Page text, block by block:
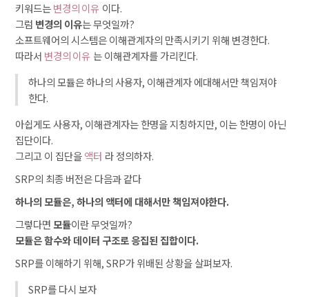
키워드는변경의 이유 이다.
그럼 변경의 이유는 무엇일까?
소프트웨어의 시스템은 이해관계자의 만족시키기 위해 변경한다.
따라서 변경의 이유 는 이해관계자를 가리킨다.
하나의 모듈은 하나의 사용자, 이해관계자 에대해서만 책임져야
한다.
아쉽게도 사용자, 이해관계자는 한명을 지칭하지만, 이는 한명이 아닌
집단이다.
그리고 이 집단을액터 라 정의하자.
SRP의 최종 버전은 다음과 같다
하나의 모듈은, 하나의 액터에 대해서만 책임져야한다.
그렇다면 모듈이란 무엇일까?
모듈은 함수와 데이터 구조로 응집된 집합이다.
SRP를 이해하기 위해, SRP가 위배된 상황을 살펴보자.
SRP를 다시 보자